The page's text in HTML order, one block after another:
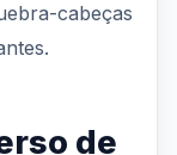
cabeças
de